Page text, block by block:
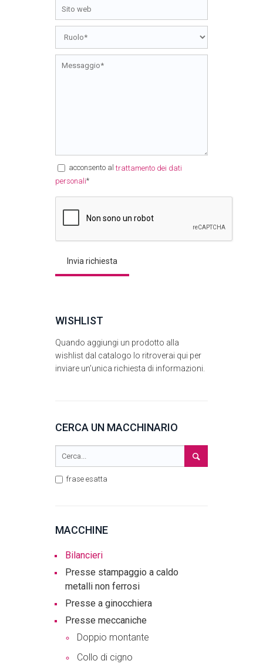
acconsento altrattamento dei dati
personali*
WISHLIST
Quando aggiungi un prodotto alla
wishlist dal catalogo lo ritroverai qui per
inviare un'unica richiesta di informazioni.
CERCA UN MACCHINARIO
frase esatta
MACCHINE
Bilancieri
Presse stampaggio a caldo
metalli non ferrosi
Presse a ginocchiera
Presse meccaniche
Doppio montante
Collo di cigno